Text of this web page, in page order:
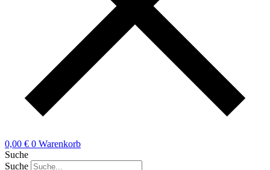
0,00 € 0 Warenkorb
Suche
Suche